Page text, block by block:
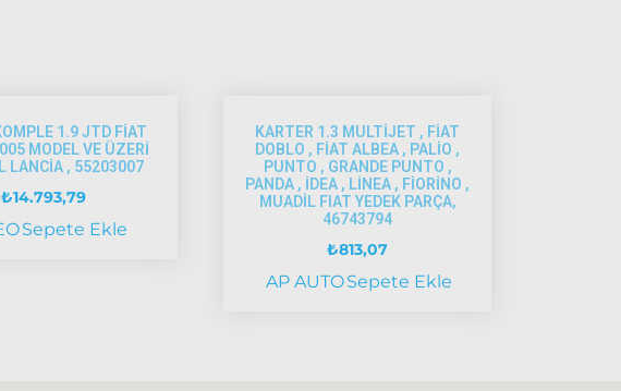
1.9 JTD FİAT
MODEL VE ÜZERİ
LANCİA , 55203007
₺14.793,79
Sepete Ekle
KARTER 1.3 MULTİJET , FİAT
DOBLO , FİAT ALBEA , PALİO ,
PUNTO , GRANDE PUNTO ,
PANDA , İDEA , LİNEA , FİORİNO ,
MUADİL FIAT YEDEK PARÇA,
46743794
₺813,07
AP AUTOSepete Ekle